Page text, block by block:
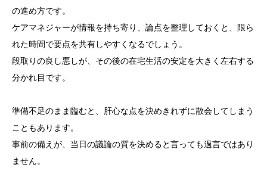
の進め方です。
ケアマネジャーが情報を持ち寄り、論点を整理しておくと、限ら
れた時間で要点を共有しやすくなるでしょう。
段取りの良し悪しが、その後の在宅生活の安定を大きく左右する
分かれ目です。
準備不足のまま臨むと、肝心な点を決めきれずに散会してしまう
こともあります。
事前の備えが、当日の議論の質を決めると言っても過言ではあり
ません。